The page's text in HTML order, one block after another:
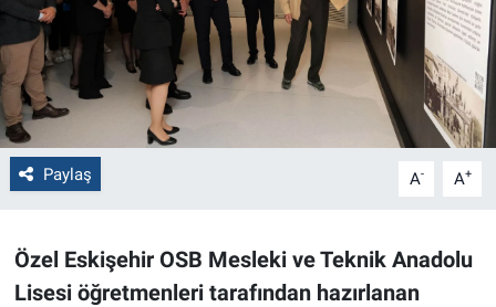
Paylaş A- A+
Özel Eskişehir OSB Mesleki ve Teknik Anadolu
Lisesi öğretmenleri tarafından hazırlanan
Genel
Çevre
Yerel
Bilim ve Teknoloji